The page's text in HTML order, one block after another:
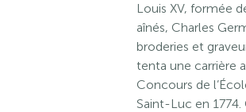
Louis XV, formée
aînés, Charles
broderies et
tenta une carrière
Concours de
Saint-Luc en